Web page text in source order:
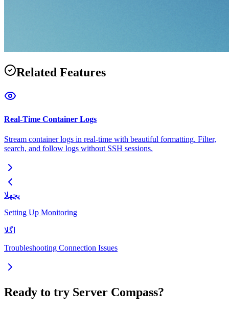
Related Features
Real-Time Container Logs
Stream container logs in real-time with beautiful formatting. Filter,
search, and follow logs without SSH sessions.
پچھلا
Setting Up Monitoring
اگلا
Troubleshooting Connection Issues
Ready to try Server Compass?